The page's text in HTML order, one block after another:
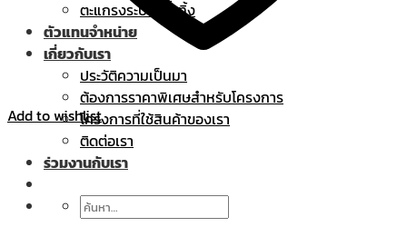
ตะแกรงระบายน้ำทิ้ง
ตัวแทนจำหน่าย
เกี่ยวกับเรา
ประวัติความเป็นมา
ต้องการราคาพิเศษสำหรับโครงการ
โครงการที่ใช้สินค้าของเรา
ติดต่อเรา
ร่วมงานกับเรา
ค้นหา:
Add to wishlist